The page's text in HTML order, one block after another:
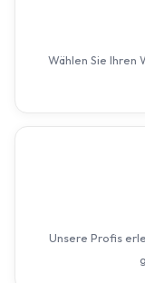
Wählen Sie Ihren
Unsere Profis